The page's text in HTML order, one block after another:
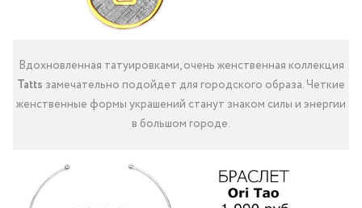
Вдохновленная татуировками, очень женственная коллекция
Tatts замечательно подойдет для городского образа. Четкие
женственные формы украшений станут знаком силы и энергии
в большом городе.